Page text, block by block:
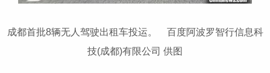
成都首批8辆无人驾驶出租车投运。 百度阿波罗智行信息科
技(成都)有限公司 供图